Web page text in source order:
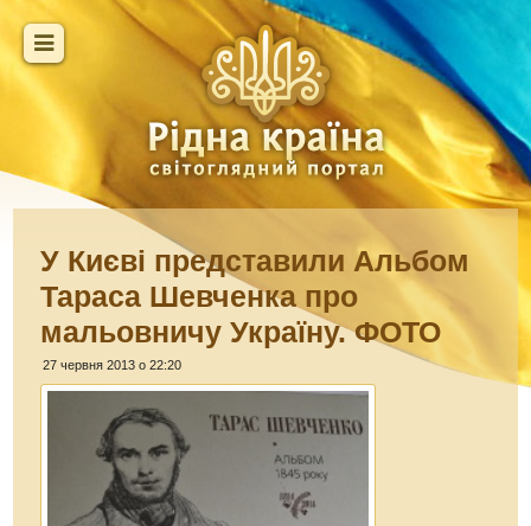
У Києві представили Альбом
Тараса Шевченка про
мальовничу Україну. ФОТО
27 червня 2013 о 22:20